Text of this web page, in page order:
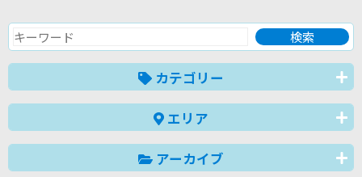
カテゴリー
エリア
アーカイブ